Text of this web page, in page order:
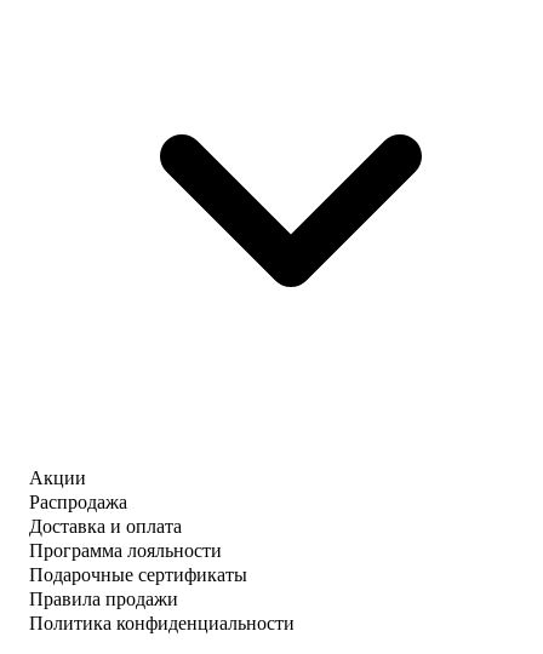
Акции
Распродажа
Доставка и оплата
Программа лояльности
Подарочные сертификаты
Правила продажи
Политика конфиденциальности